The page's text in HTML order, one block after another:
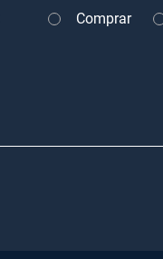
Comprar